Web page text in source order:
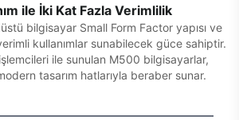
ile İki Kat Fazla Verimlilik
bilgisayar Small Form Factor yapısı ve
kullanımlar sunabilecek güce sahiptir.
ile sunulan M500 bilgisayarlar,
tasarım hatlarıyla beraber sunar.